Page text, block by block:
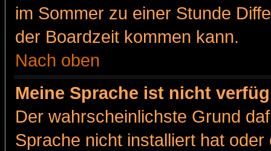
im Sommer zu einer Stunde
der Boardzeit kommen kann.
Nach oben
Meine Sprache ist nicht
Der wahrscheinlichste Grund
Sprache nicht installiert hat